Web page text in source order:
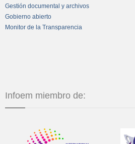
Gestión documental y archivos
Gobierno abierto
Monitor de la Transparencia
Infoem miembro de: